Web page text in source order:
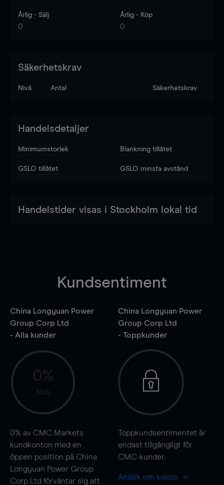
Årlig - Sälj
0
Årlig - Köp
0
Säkerhetskrav
Nivå Antal Säkerhetskrav
Handelsdetaljer
Minimumstorlek Blankning tillåtet
GSLO tillåtet GSLO minsta avstånd
Handelstider visas i Stockholm lokal tid
Kundsentiment
China Longyuan Power
Group Corp Ltd
- Alla kunder
0%
N/A
0% av CMC Markets
kundkonton med en
öppen position på China
Longyuan Power Group
Corp Ltd förväntar sig att
China Longyuan Power
Group Corp Ltd
- Toppkunder
Toppkundsentimentet är
endast tillgängligt för
CMC-kunder.
Ansök om konto